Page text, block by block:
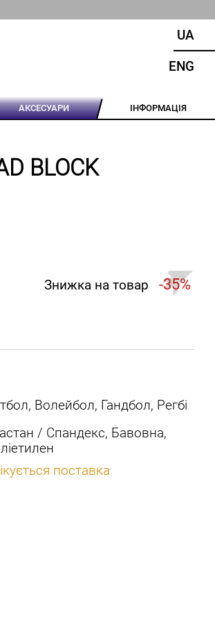
UA
ENG
АКСЕСУАРИ ІНФОРМАЦІЯ
BLOCK
Знижка на товар -35%
Волейбол, Гандбол, Регбі
/ Спандекс, Бавовна,
поставка